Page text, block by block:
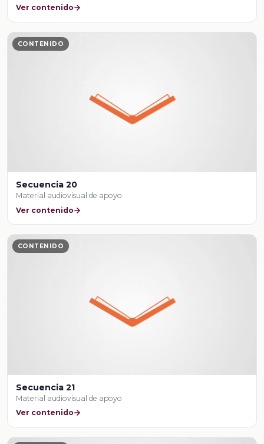
Ver contenido
CONTENIDO
Secuencia 20
Material audiovisual de apoyo
Ver contenido
CONTENIDO
Secuencia 21
Material audiovisual de apoyo
Ver contenido